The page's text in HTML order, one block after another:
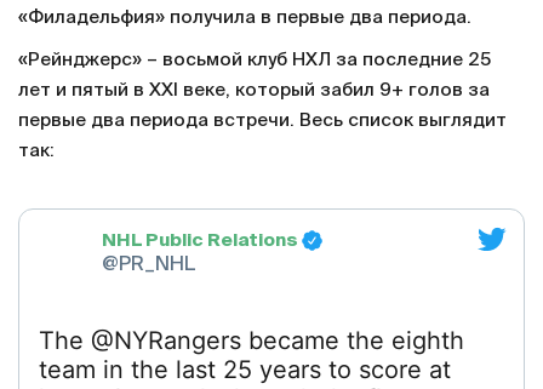
«Филадельфия» получила в первые два периода.
«Рейнджерс» – восьмой клуб НХЛ за последние 25
лет и пятый в XXI веке, который забил 9+ голов за
первые два периода встречи. Весь список выглядит
так:
NHL Public Relations
@PR_NHL
The @NYRangers became the eighth
team in the last 25 years to score at